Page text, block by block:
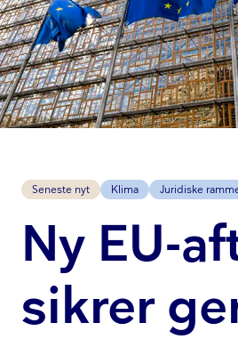
Seneste nyt Klima Juridiske
Ny EU-
sikrer